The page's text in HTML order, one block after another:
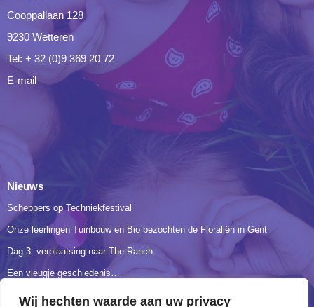
Wij hechten waarde aan uw privacy
Cooppallaan 128
9230 Wetteren
Tel: + 32 (0)9 369 20 72
E-mail
Nieuws
Scheppers op Techniekfestival
Onze leerlingen Tuinbouw en Bio bezochten de Floraliën in Gent
Dag 3: verplaatsing naar The Ranch
Een vleugje geschiedenis…
3BIO verkent hart en longen